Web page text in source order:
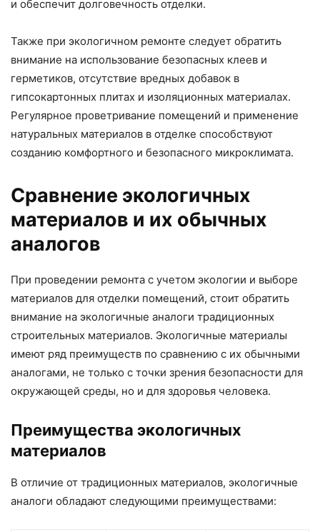
и обеспечит долговечность отделки.
Также при экологичном ремонте следует обратить
внимание на использование безопасных клеев и
герметиков, отсутствие вредных добавок в
гипсокартонных плитах и изоляционных материалах.
Регулярное проветривание помещений и применение
натуральных материалов в отделке способствуют
созданию комфортного и безопасного микроклимата.
Сравнение экологичных
материалов и их обычных
аналогов
При проведении ремонта с учетом экологии и выборе
материалов для отделки помещений, стоит обратить
внимание на экологичные аналоги традиционных
строительных материалов. Экологичные материалы
имеют ряд преимуществ по сравнению с их обычными
аналогами, не только с точки зрения безопасности для
окружающей среды, но и для здоровья человека.
Преимущества экологичных
материалов
В отличие от традиционных материалов, экологичные
аналоги обладают следующими преимуществами: